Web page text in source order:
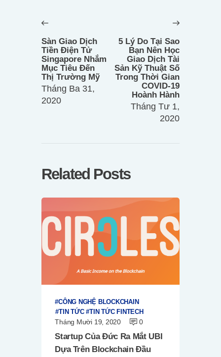
hướng
bài
viết
post:
Sàn Giao Dịch
Tiền Điện Tử
Singapore Nhắm
Mục Tiêu Đến
Thị Trường Mỹ
Tháng Ba 31,
2020
5 Lý Do Tại Sao
Bạn Nên Học
Giao Dịch Tài
Sản Kỹ Thuật Số
Trong Thời Gian
COVID-19
Hoành Hành
Tháng Tư 1,
2020
Related Posts
CÔNG NGHỆ BLOCKCHAIN
TIN TỨC
TIN TỨC FINTECH
Tháng Mười 19, 2020 0
Startup Của Đức Ra Mắt UBI
Dựa Trên Blockchain Đầu